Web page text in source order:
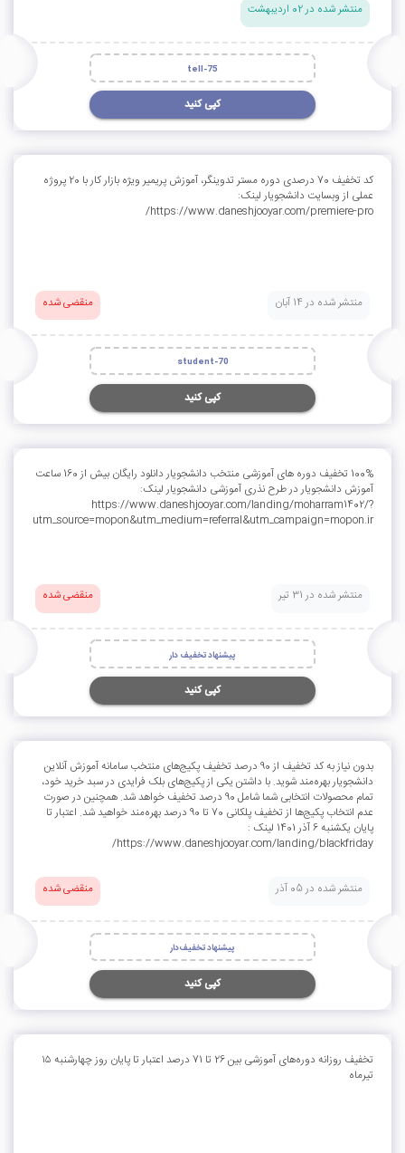
منتشر شده در 02 اردیبهشت
tell-75
کپی کنید
کد تخفیف 70 درصدی دوره مستر تدوینگر، آموزش پریمیر ویژه بازار کار با 20 پروژه
عملی از وبسایت دانشجویار لینک:
https://www.daneshjooyar.com/premiere-pro/
منتشر شده در 14 آبان منقضی شده
student-70
کپی کنید
100% تخفیف دوره های آموزشی منتخب دانشجویار دانلود رایگان بیش از 160 ساعت
آموزش دانشجویار در طرح نذری آموزشی دانشجویار لینک:
https://www.daneshjooyar.com/landing/moharram1402/?
utm_source=mopon&utm_medium=referral&utm_campaign=mopon.ir
منتشر شده در 31 تیر منقضی شده
پیشنهاد تخفیف دار
کپی کنید
بدون نیاز به کد تخفیف از 90 درصد تخفیف پکیج‌های منتخب سامانه آموزش آنلاین
دانشجویار بهره‌مند شوید. با داشتن یکی از پکیج‌های بلک فرایدی در سبد خرید خود،
تمام محصولات انتخابی شما شامل 90 درصد تخفیف خواهد شد. همچنین در صورت
عدم انتخاب پکیج‌ها از تخفیف پلکانی 70 تا 90 درصد بهره‌مند خواهید شد. اعتبار تا
پایان یکشنبه 6 آذر 1401 لینک :
https://www.daneshjooyar.com/landing/blackfriday/
منتشر شده در 05 آذر منقضی شده
پیشنهاد تخفیف‌دار
کپی کنید
تخفیف روزانه دوره‌های آموزشی بین 26 تا 71 درصد اعتبار تا پایان روز چهارشنبه ۱۵
تیرماه